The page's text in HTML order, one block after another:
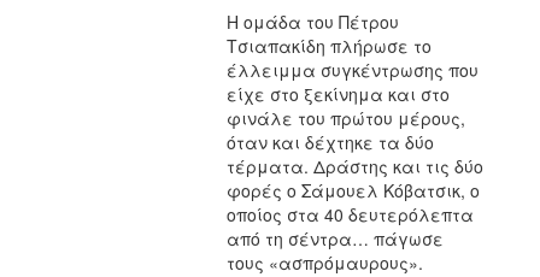
Η ομάδα του Πέτρου
Τσιαπακίδη πλήρωσε το
έλλειμμα συγκέντρωσης που
είχε στο ξεκίνημα και στο
φινάλε του πρώτου μέρους,
όταν και δέχτηκε τα δύο
τέρματα. Δράστης και τις δύο
φορές ο Σάμουελ Κόβατσικ, ο
οποίος στα 40 δευτερόλεπτα
από τη σέντρα… πάγωσε
τους «ασπρόμαυρους».